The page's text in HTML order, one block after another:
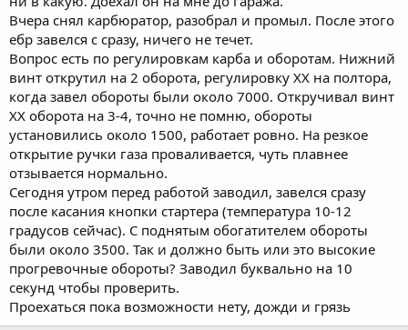
Вчера снял карбюратор, разобрал и промыл. После этого
ебр завелся с сразу, ничего не течет.
Вопрос есть по регулировкам карба и оборотам. Нижний
винт открутил на 2 оборота, регулировку ХХ на полтора,
когда завел обороты были около 7000. Откручивал винт
ХХ оборота на 3-4, точно не помню, обороты
установились около 1500, работает ровно. На резкое
открытие ручки газа проваливается, чуть плавнее
отзывается нормально.
Сегодня утром перед работой заводил, завелся сразу
после касания кнопки стартера (температура 10-12
градусов сейчас). С поднятым обогатителем обороты
были около 3500. Так и должно быть или это высокие
прогревочные обороты? Заводил буквально на 10
секунд чтобы проверить.
Проехаться пока возможности нету, дожди и грязь